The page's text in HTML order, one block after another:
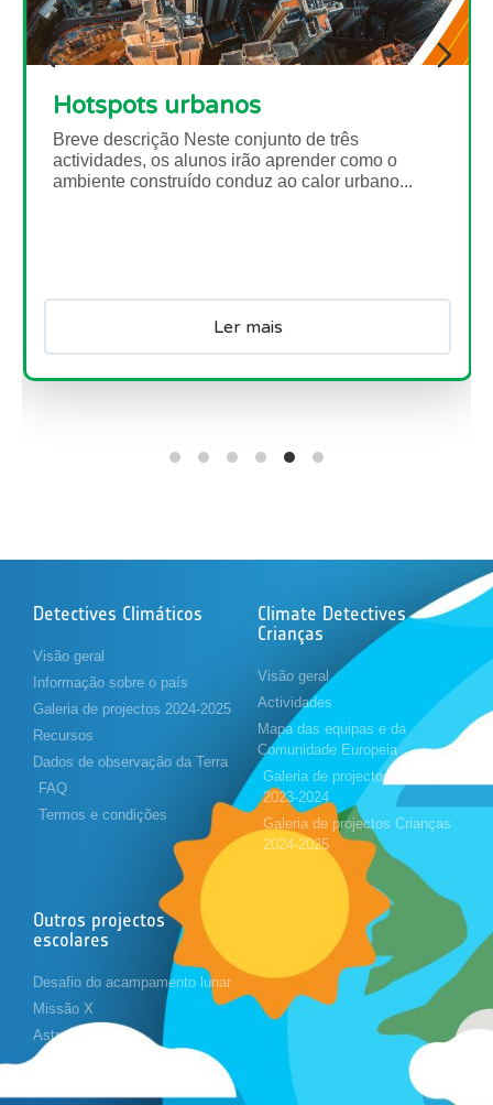
Nariz alto no céu - Observar e
medir as condições
meteorológicas
Detectives Climáticos
Visão geral
Informação sobre o país
Galeria de projectos 2024-2025
Recursos
Dados de observação da Terra
FAQ
Termos e condições
Climate Detectives
Crianças
Visão geral
Actividades
Mapa das equipas e da
Comunidade Europeia
Galeria de projectos Crianças
2023-2024
Galeria de projectos Crianças
2024-2025
Outros projectos
escolares
Desafio do acampamento lunar
Missão X
Astropi
Cansat